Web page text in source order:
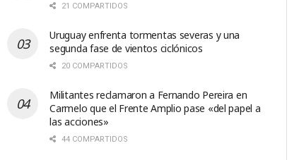
21 COMPARTIDOS
Uruguay enfrenta tormentas severas y una
segunda fase de vientos ciclónicos
20 COMPARTIDOS
Militantes reclamaron a Fernando Pereira en
Carmelo que el Frente Amplio pase «del papel a
las acciones»
44 COMPARTIDOS